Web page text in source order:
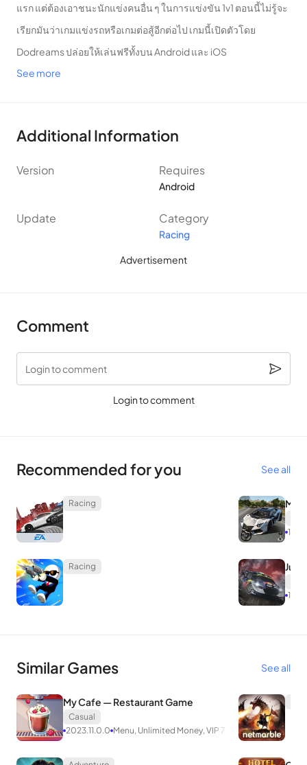
แรก แต่ต้องเอาชนะนักแข่งคนอื่น ๆ ในการแข่งขัน 1v1 ตอนนี้ไม่รู้จะ
เรียกมันว่าเกมแข่งรถหรือเกมต่อสู้อีกต่อไป เกมนี้เปิดตัวโดย
Dodreams ปล่อยให้เล่นฟรีทั้งบน Android และ iOS
Favorite
See more
Additional Information
Version Requires
Android
Update Category
Racing
Advertisement
Comment
Login to comment
Login to comment
Recommended for you See all
Racing
1.31
Racing Just
1.5.2
Similar Games See all
My Cafe — Restaurant Game
Casual
2023.11.0.0 Menu, Unlimited Money, VIP 7